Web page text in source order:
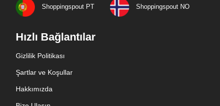
Shoppingspout PT Shoppingspout NO
Hızlı Bağlantılar
Gizlilik Politikası
Şartlar ve Koşullar
Hakkımızda